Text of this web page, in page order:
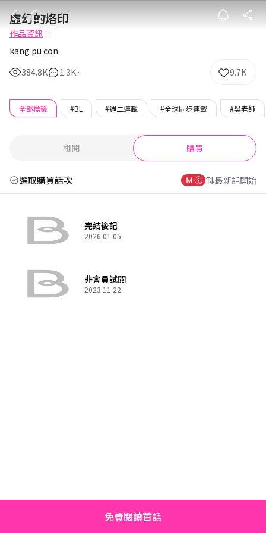
虛幻的烙印
虛幻的烙印
作品資訊
kang pu con
384.8K
1.3K 9.7K
全部標籤 #BL #週二連載 #全球同步連載 #吳老師
租閱 購買
選取購買話次 最新話開始
完結後記
2026.01.05
非會員試閱
2023.11.22
免費閱讀首話